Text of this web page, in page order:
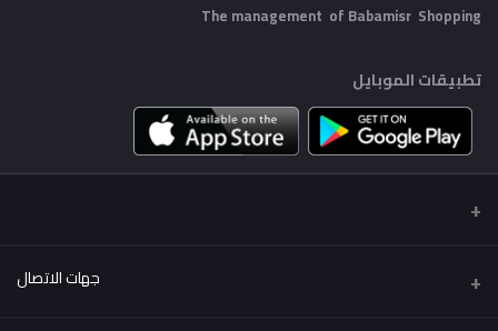
The management of Babamisr Shopping
تطبيقات الموبايل
جهات الاتصال